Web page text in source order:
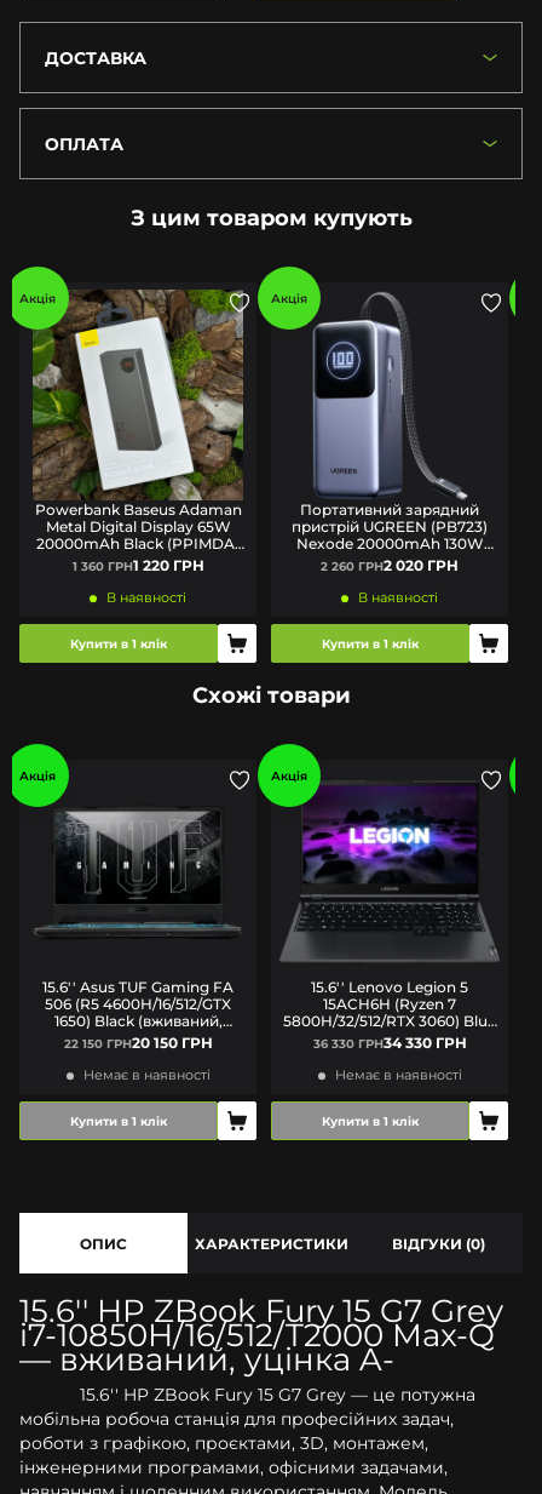
ДОСТАВКА
ОПЛАТА
З цим товаром купують
Акція
Powerbank Baseus Adaman
Metal Digital Display 65W
20000mAh Black (PPIMDA-
D01) (Вітринний зразок)
1 360 ГРН1 220 ГРН
В наявності
Купити в 1 клік
Акція
Портативний зарядний
пристрій UGREEN (PB723)
Nexode 20000mAh 130W
Grey
2 260 ГРН2 020 ГРН
В наявності
Купити в 1 клік
Схожі товари
Акція
15.6'' Asus TUF Gaming FA
506 (R5 4600H/16/512/GTX
1650) Black (вживаний,
гарний) A-
22 150 ГРН20 150 ГРН
Немає в наявності
Купити в 1 клік
Акція
15.6'' Lenovo Legion 5
15ACH6H (Ryzen 7
5800H/32/512/RTX 3060) Blue
(вживаний, гарний стан) A-
36 330 ГРН34 330 ГРН
Немає в наявності
Купити в 1 клік
ОПИС ХАРАКТЕРИСТИКИ ВІДГУКИ (0)
15.6'' HP ZBook Fury 15 G7 Grey
i7-10850H/16/512/T2000 Max-Q
— вживаний, уцінка A-
15.6'' HP ZBook Fury 15 G7 Grey — це потужна
мобільна робоча станція для професійних задач,
роботи з графікою, проєктами, 3D, монтажем,
інженерними програмами, офісними задачами,